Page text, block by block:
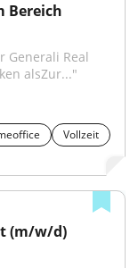
Bereich
Generali Real
alsZur..."
Vollzeit
(m/w/d)